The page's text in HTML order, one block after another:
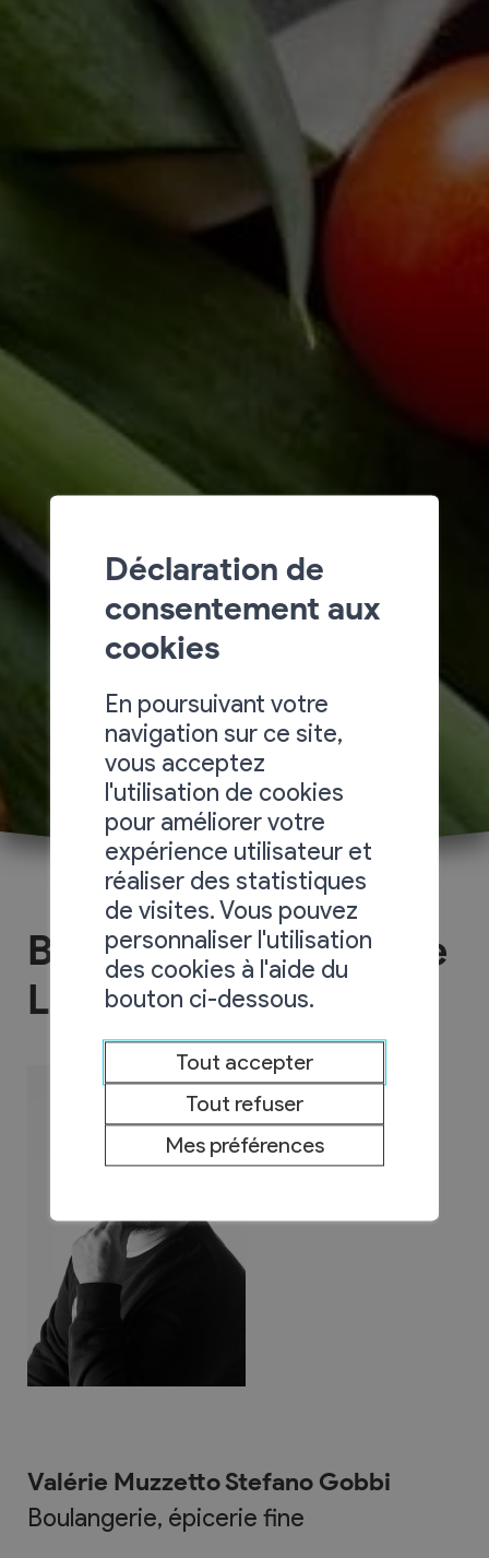
Boulangerie - Epicerie
Le 1955
Valérie Muzzetto Stefano Gobbi
Boulangerie, épicerie fine
Déclaration de
consentement aux
cookies
En poursuivant votre
navigation sur ce site,
vous acceptez
l'utilisation de cookies
pour améliorer votre
expérience utilisateur et
réaliser des statistiques
de visites. Vous pouvez
personnaliser l'utilisation
des cookies à l'aide du
bouton ci-dessous.
Tout accepter
Tout refuser
Mes préférences